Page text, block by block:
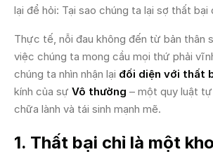
lại để hỏi: Tại sao chúng ta lại sợ thất bại
Thực tế, nỗi đau không đến từ bản thân
việc chúng ta mong cầu mọi thứ phải
chúng ta nhìn nhận lại đối diện với thất
kính của sự Vô thường – một quy luật
chữa lành và tái sinh mạnh mẽ.
1. Thất bại chỉ là một